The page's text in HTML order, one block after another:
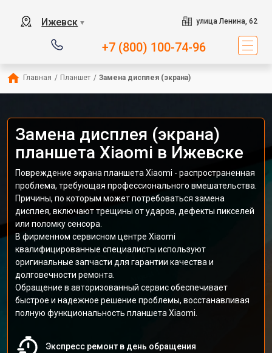
Ижевск ▼ улица Ленина, 62
+7 (800) 100-74-96
Главная / Планшет / Замена дисплея (экрана)
Замена дисплея (экрана)
планшета Xiaomi в Ижевске
Повреждение экрана планшета Xiaomi - распространенная
проблема, требующая профессионального вмешательства.
Причины, по которым может потребоваться замена
дисплея, включают трещины от ударов, дефекты пикселей
или поломку сенсора.
В фирменном сервисном центре Xiaomi
квалифицированные специалисты используют
оригинальные запчасти для гарантии качества и
долговечности ремонта.
Обращение в авторизованный сервис обеспечивает
быстрое и надежное решение проблемы, восстанавливая
полную функциональность планшета Xiaomi.
Экспресс ремонт в день обращения